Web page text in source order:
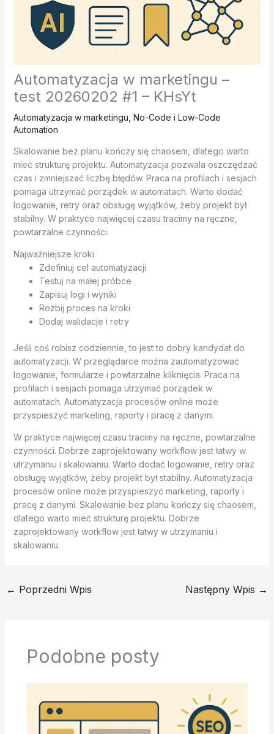
Automatyzacja w marketingu –
test 20260202 #1 – KHsYt
Automatyzacja w marketingu No-Code i Low-Code
Automation
Skalowanie bez planu kończy się chaosem, dlatego warto
mieć strukturę projektu. Automatyzacja pozwala oszczędzać
czas i zmniejszać liczbę błędów. Praca na profilach i sesjach
pomaga utrzymać porządek w automatach. Warto dodać
logowanie, retry oraz obsługę wyjątków, żeby projekt był
stabilny. W praktyce najwięcej czasu tracimy na ręczne,
powtarzalne czynności.
Najważniejsze kroki
Zdefiniuj cel automatyzacji
Testuj na małej próbce
Zapisuj logi i wyniki
Rozbij proces na kroki
Dodaj walidacje i retry
Jeśli coś robisz codziennie, to jest to dobry kandydat do
automatyzacji. W przeglądarce można zautomatyzować
logowanie, formularze i powtarzalne kliknięcia. Praca na
profilach i sesjach pomaga utrzymać porządek w
automatach. Automatyzacja procesów online może
przyspieszyć marketing, raporty i pracę z danymi.
W praktyce najwięcej czasu tracimy na ręczne, powtarzalne
czynności. Dobrze zaprojektowany workflow jest łatwy w
utrzymaniu i skalowaniu. Warto dodać logowanie, retry oraz
obsługę wyjątków, żeby projekt był stabilny. Automatyzacja
procesów online może przyspieszyć marketing, raporty i
pracę z danymi. Skalowanie bez planu kończy się chaosem,
dlatego warto mieć strukturę projektu. Dobrze
zaprojektowany workflow jest łatwy w utrzymaniu i
skalowaniu.
← Poprzedni Wpis Następny Wpis →
Podobne posty